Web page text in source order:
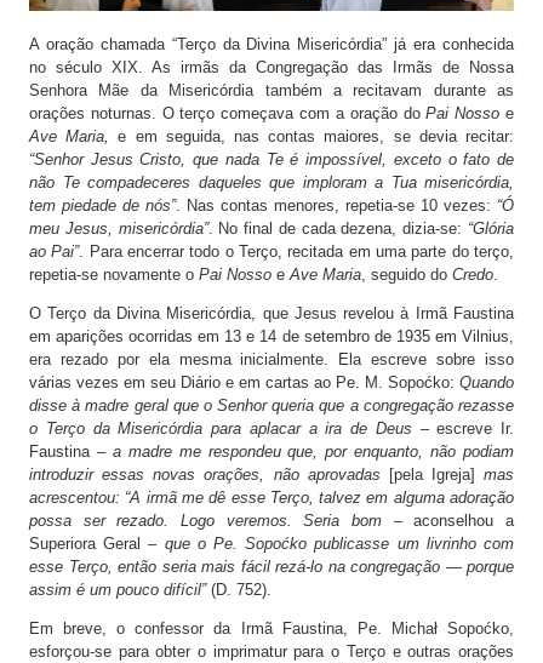
A oração chamada “Terço da Divina Misericórdia” já era conhecida
no século XIX. As irmãs da Congregação das Irmãs de Nossa
Senhora Mãe da Misericórdia também a recitavam durante as
orações noturnas. O terço começava com a oração doPai Nossoe
Ave Maria,
e em seguida, nas contas maiores, se devia recitar:
“Senhor Jesus Cristo, que nada Te é impossível, exceto o fato de
não Te compadeceres daqueles que imploram a Tua misericórdia,
tem piedade de nós”. Nas contas menores, repetia-se 10 vezes: “Ó
meu Jesus, misericórdia”. No final de cada dezena, dizia-se: “Glória
ao Pai”. Para encerrar todo o Terço, recitada em uma parte do terço,
repetia-se novamente o Pai Nosso e Ave Maria , seguido do Credo
O Terço da Divina Misericórdia, que Jesus revelou à Irmã Faustina
em aparições ocorridas em 13 e 14 de setembro de 1935 em Vilnius,
era rezado por ela mesma inicialmente. Ela escreve sobre isso
várias vezes em seu Diário e em cartas ao Pe. M. Sopoćko: Quando
disse à madre geral que o Senhor queria que a congregação rezasse
o Terço da Misericórdia para aplacar a ira de Deus – escreve Ir.
Faustina – a madre me respondeu que, por enquanto, não podiam
introduzir essas novas orações, não aprovadas
[pela Igreja] mas
acrescentou: “A irmã me dê esse Terço, talvez em alguma adoração
possa ser rezado. Logo veremos. Seria bom –aconselhou a
Superiora Geral – que o Pe. Sopoćko publicasse um livrinho com
esse Terço, então seria mais fácil rezá-lo na congregação — porque
assim é um pouco difícil” (D. 752).
Em breve, o confessor da Irmã Faustina, Pe. Michał Sopoćko,
esforçou-se para obter o imprimatur para o Terço e outras orações